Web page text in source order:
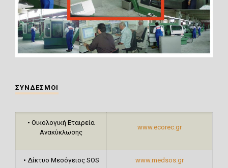
ΣΥΝΔΕΣΜΟΙ
• Οικολογική Εταιρεία
Ανακύκλωσης
www.ecorec.gr
• Δίκτυο Μεσόγειος SOS www.medsos.gr